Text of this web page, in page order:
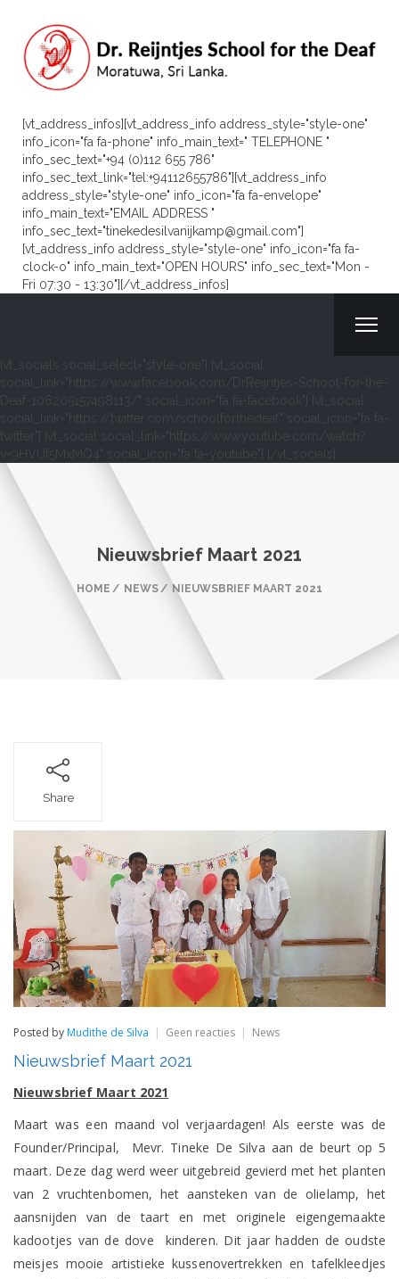
[vt_address_infos][vt_address_info address_style="style-one"
info_icon="fa fa-phone" info_main_text=" TELEPHONE "
info_sec_text="+94 (0)112 655 786"
info_sec_text_link="tel:+94112655786"][vt_address_info
address_style="style-one" info_icon="fa fa-envelope"
info_main_text="EMAIL ADDRESS "
info_sec_text="tinekedesilvanijkamp@gmail.com"]
[vt_address_info address_style="style-one" info_icon="fa fa-
clock-o" info_main_text="OPEN HOURS" info_sec_text="Mon -
Fri 07:30 - 13:30"][/vt_address_infos]
[vt_socials social_select="style-one"] [vt_social
social_link="https://www.facebook.com/DrReijntjes-School-for-the-
Deaf-106205157498113/" social_icon="fa fa-facebook"] [vt_social
social_link="https://twitter.com/schoolforthedeaf" social_icon="fa fa-
twitter"] [vt_social social_link="https://www.youtube.com/watch?
v=9HVUf5MxMQ4" social_icon="fa fa-youtube"] [/vt_socials]
Nieuwsbrief Maart 2021
HOME NEWS NIEUWSBRIEF MAART 2021
Share
Posted by Mudithe de Silva Geen reactiesop News
Nieuwsbrief Maart 2021
Nieuwsbrief Maart 2021
Maart was een maand vol verjaardagen! Als eerste was de
Founder/Principal, Mevr. Tineke De Silva aan de beurt op 5
maart. Deze dag werd weer uitgebreid gevierd met het planten
van 2 vruchtenbomen, het aansteken van de olielamp, het
aansnijden van de taart en met originele eigengemaakte
kadootjes van de dove kinderen. Dit jaar hadden de oudste
meisjes mooie artistieke kussenovertrekken en tafelkleedjes